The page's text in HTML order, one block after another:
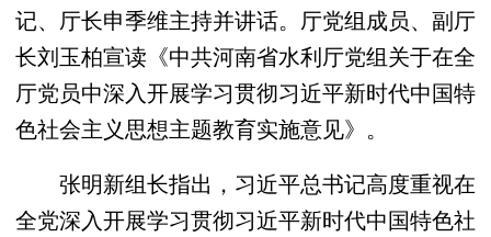
记、厅长申季维主持并讲话。厅党组成员、副厅
长刘玉柏宣读《中共河南省水利厅党组关于在全
厅党员中深入开展学习贯彻习近平新时代中国特
色社会主义思想主题教育实施意见》。
张明新组长指出，习近平总书记高度重视在
全党深入开展学习贯彻习近平新时代中国特色社